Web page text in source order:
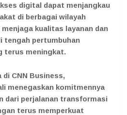
digital dapat menjangkau
di berbagai wilayah
kualitas layanan dan
tengah pertumbuhan
terus meningkat.
di CNN Business,
menegaskan komitmennya
dari perjalanan transformasi
terus memperkuat